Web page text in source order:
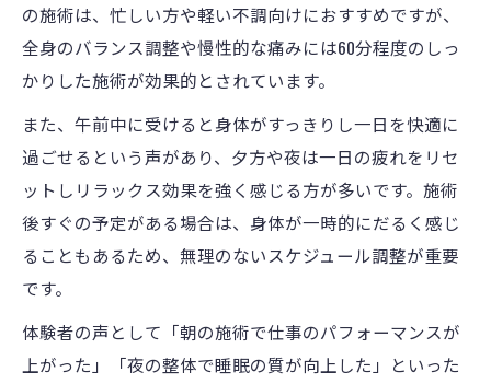
の施術は、忙しい方や軽い不調向けにおすすめですが、
全身のバランス調整や慢性的な痛みには60分程度のしっ
かりした施術が効果的とされています。
また、午前中に受けると身体がすっきりし一日を快適に
過ごせるという声があり、夕方や夜は一日の疲れをリセ
ットしリラックス効果を強く感じる方が多いです。施術
後すぐの予定がある場合は、身体が一時的にだるく感じ
ることもあるため、無理のないスケジュール調整が重要
です。
体験者の声として「朝の施術で仕事のパフォーマンスが
上がった」「夜の整体で睡眠の質が向上した」といった